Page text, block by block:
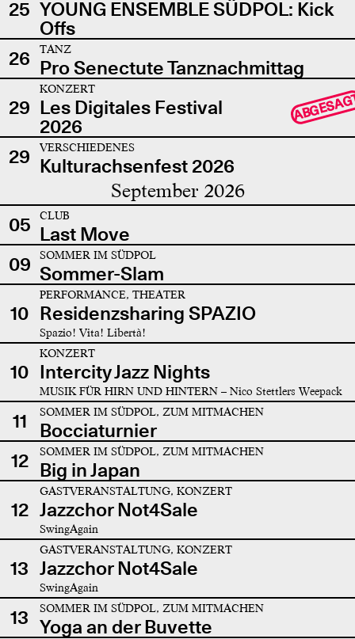
25 YOUNG ENSEMBLE SÜDPOL: Kick
Offs
26
TANZ
Pro Senectute Tanznachmittag
29
KONZERT
Les Digitales Festival
2026
29 VERSCHIEDENES
Kulturachsenfest 2026
September 2026
05 CLUB
Last Move
09
SOMMER IM SÜDPOL
Sommer-Slam
10
PERFORMANCE, THEATER
Residenzsharing SPAZIO
Spazio! Vita! Libertà!
10
KONZERT
Intercity Jazz Nights
MUSIK FÜR HIRN UND HINTERN – Nico Stettlers Weepack
11 SOMMER IM SÜDPOL, ZUM MITMACHEN
Bocciaturnier
12
SOMMER IM SÜDPOL, ZUM MITMACHEN
Big in Japan
12
GASTVERANSTALTUNG, KONZERT
Jazzchor Not4Sale
SwingAgain
13
GASTVERANSTALTUNG, KONZERT
Jazzchor Not4Sale
SwingAgain
13 SOMMER IM SÜDPOL, ZUM MITMACHEN
Yoga an der Buvette